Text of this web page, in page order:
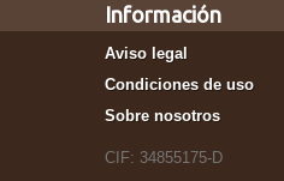
Información
Aviso legal
Condiciones de uso
Sobre nosotros
CIF: 34855175-D